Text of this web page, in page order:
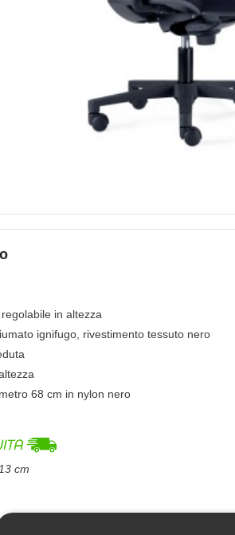
in altezza
ignifugo, rivestimento tessuto nero
68 cm in nylon nero
cm